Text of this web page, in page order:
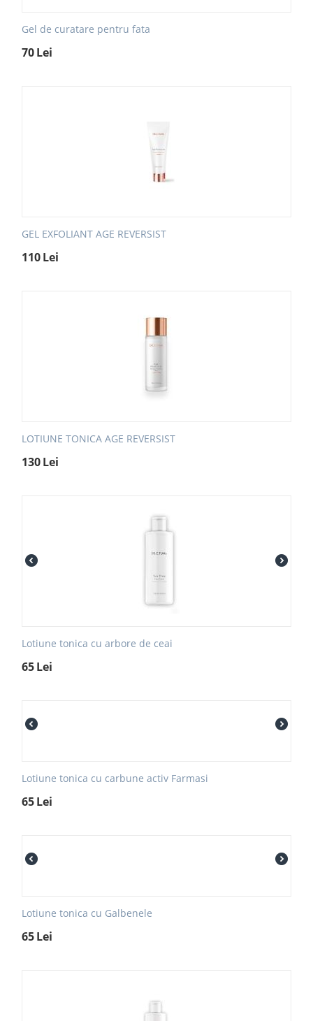
Gel de curatare pentru fata
70Lei
GEL EXFOLIANT AGE REVERSIST
110Lei
LOTIUNE TONICA AGE REVERSIST
130Lei
Lotiune tonica cu arbore de ceai
65Lei
Lotiune tonica cu carbune activ Farmasi
65Lei
Lotiune tonica cu Galbenele
65Lei